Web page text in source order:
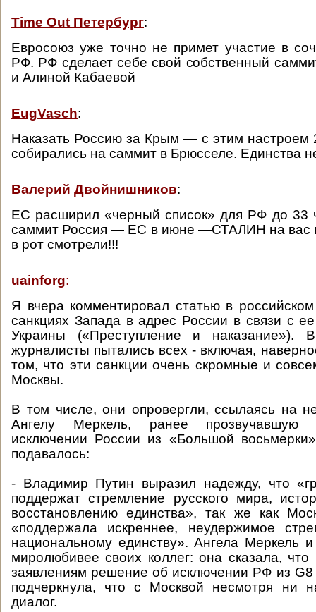
Time Out Петербург:
Евросоюз уже точно не примет участие в
РФ. РФ сделает себе свой собственный
и Алиной Кабаевой
EugVasch:
Наказать Россию за Крым — с этим настроем
собирались на саммит в Брюсселе. Единства
Валерий Двойнишников:
ЕС расширил «черный список» для РФ до 33
саммит Россия — ЕС в июне —СТАЛИН на вас
в рот смотрели!!!
uainforg:
Я вчера комментировал статью в
санкциях Запада в адрес России в связи с
Украины («Преступление и наказание»).
журналисты пытались всех - включая,
том, что эти санкции очень скромные и
Москвы.
В том числе, они опровергли, ссылаясь на
Ангелу Меркель, ранее
исключении России из «Большой
подавалось:
- Владимир Путин выразил надежду, что
поддержат стремление русского мира,
восстановлению единства», так же как
«поддержала искреннее, неудержимое
национальному единству». Ангела Меркель
миролюбивее своих коллег: она сказала,
заявлениям решение об исключении РФ из
подчеркнула, что с Москвой несмотря ни
диалог.